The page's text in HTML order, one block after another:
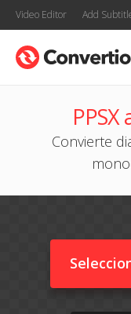
Video Editor Add
Convierte